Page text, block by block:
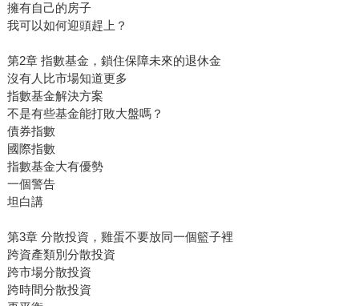
擁有自己的房子
我可以如何迎頭趕上？
第2章 指數基金，鎖住保障未來的退休金
沒有人比市場知道更多
指數基金解決方案
不是有些基金能打敗大盤嗎？
債券指數
國際指數
指數基金大有優勢
一個警告
坦白講
第3章 分散投資，雞蛋不要放同一個籃子裡
跨資產類別分散投資
跨市場分散投資
跨時間分散投資